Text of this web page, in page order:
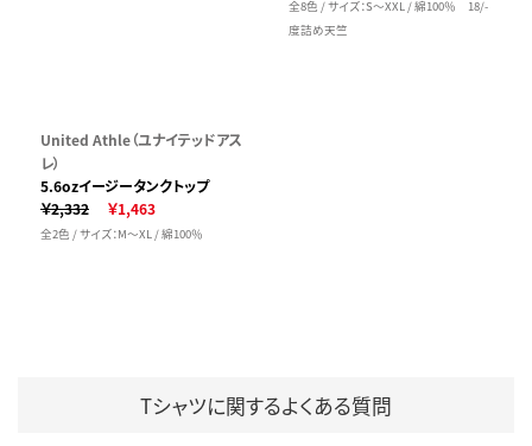
全8色 / サイズ：S～XXL / 綿100％ 18/-
度詰め天竺
United Athle（ユナイテッドアス
レ）
5.6ozイージータンクトップ
￥2,332
￥1,463
全2色 / サイズ：M～XL / 綿100％
Tシャツに関するよくある質問